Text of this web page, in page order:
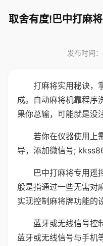
取舍有度!巴中打麻
发布时间
打麻将实用秘诀，
成。自动麻将机靠程序
果你总输，可能就是没
若你在仪器使用上
导，添加微信号;
巴中打麻将专用遥
般是指通过一些无需对
实现控制麻将牌功能的
蓝牙或无线信号控
蓝牙或无线信号与手机